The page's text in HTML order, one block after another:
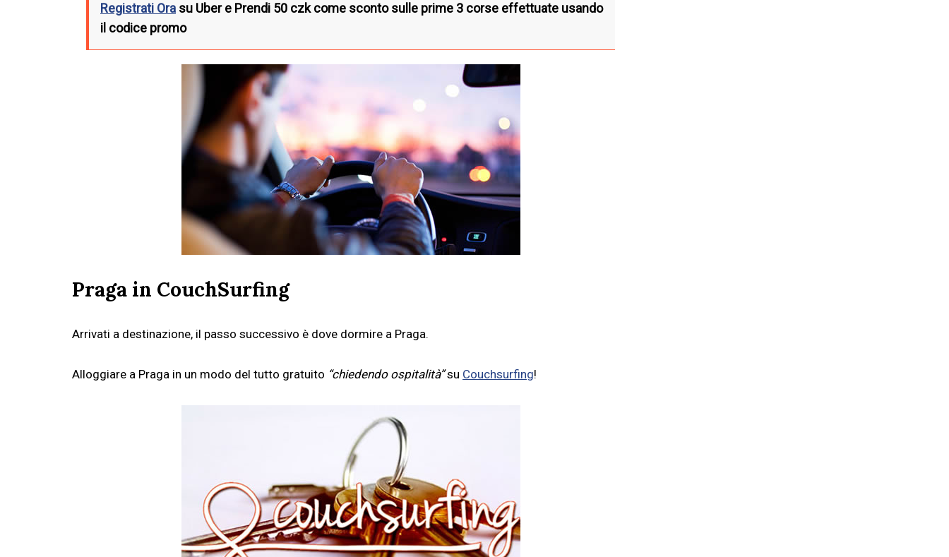
Registrati Ora su Uber e Prendi 50 czk come sconto sulle prime 3 corse effettuate usando
il codice promo
Praga in CouchSurfing
Arrivati a destinazione, il passo successivo è dove dormire a Praga.
Alloggiare a Praga in un modo del tutto gratuito “chiedendo ospitalità”su Couchsurfing!